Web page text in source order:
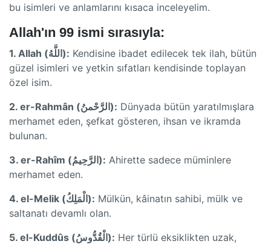
bu isimleri ve anlamlarını kısaca inceleyelim.
Allah'ın 99 ismi sırasıyla:
1. Allah (اللَّهُ): Kendisine ibadet edilecek tek ilah, bütün
güzel isimleri ve yetkin sıfatları kendisinde toplayan
özel isim.
2. er-Rahmân (الرَّحْمنُ): Dünyada bütün yaratılmışlara
merhamet eden, şefkat gösteren, ihsan ve ikramda
bulunan.
3. er-Rahîm (الرَّحِيمُ): Ahirette sadece müminlere
merhamet eden.
4. el-Melik (الْمَلِكُ): Mülkün, kâinatın sahibi, mülk ve
saltanatı devamlı olan.
5. el-Kuddûs (الْقُدُّوسُ): Her türlü eksiklikten uzak,